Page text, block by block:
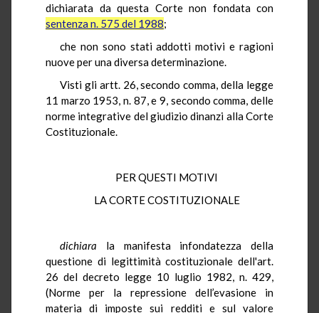
dichiarata da questa Corte non fondata con
sentenza n. 575 del 1988;
che non sono stati addotti motivi e ragioni
nuove per una diversa determinazione.
Visti gli artt. 26, secondo comma, della legge
11 marzo 1953, n. 87, e 9, secondo comma, delle
norme integrative del giudizio dinanzi alla Corte
Costituzionale.
PER QUESTI MOTIVI
LA CORTE COSTITUZIONALE
dichiara la manifesta infondatezza della
questione di legittimità costituzionale dell'art.
26 del decreto legge 10 luglio 1982, n. 429,
(Norme per la repressione dell’evasione in
materia di imposte sui redditi e sul valore